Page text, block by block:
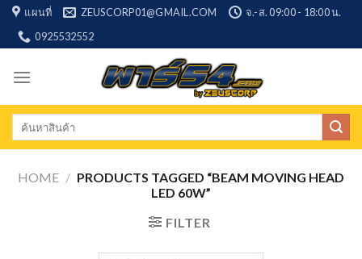
Skip
content
แผนที่ ZEUSCORP01@GMAIL.COM
จ.-ส. 09:00 - 18:00 น.
0925532552
Search
HOME / PRODUCTS TAGGED “BEAM MOVING HEAD
LED 60W”
FILTER